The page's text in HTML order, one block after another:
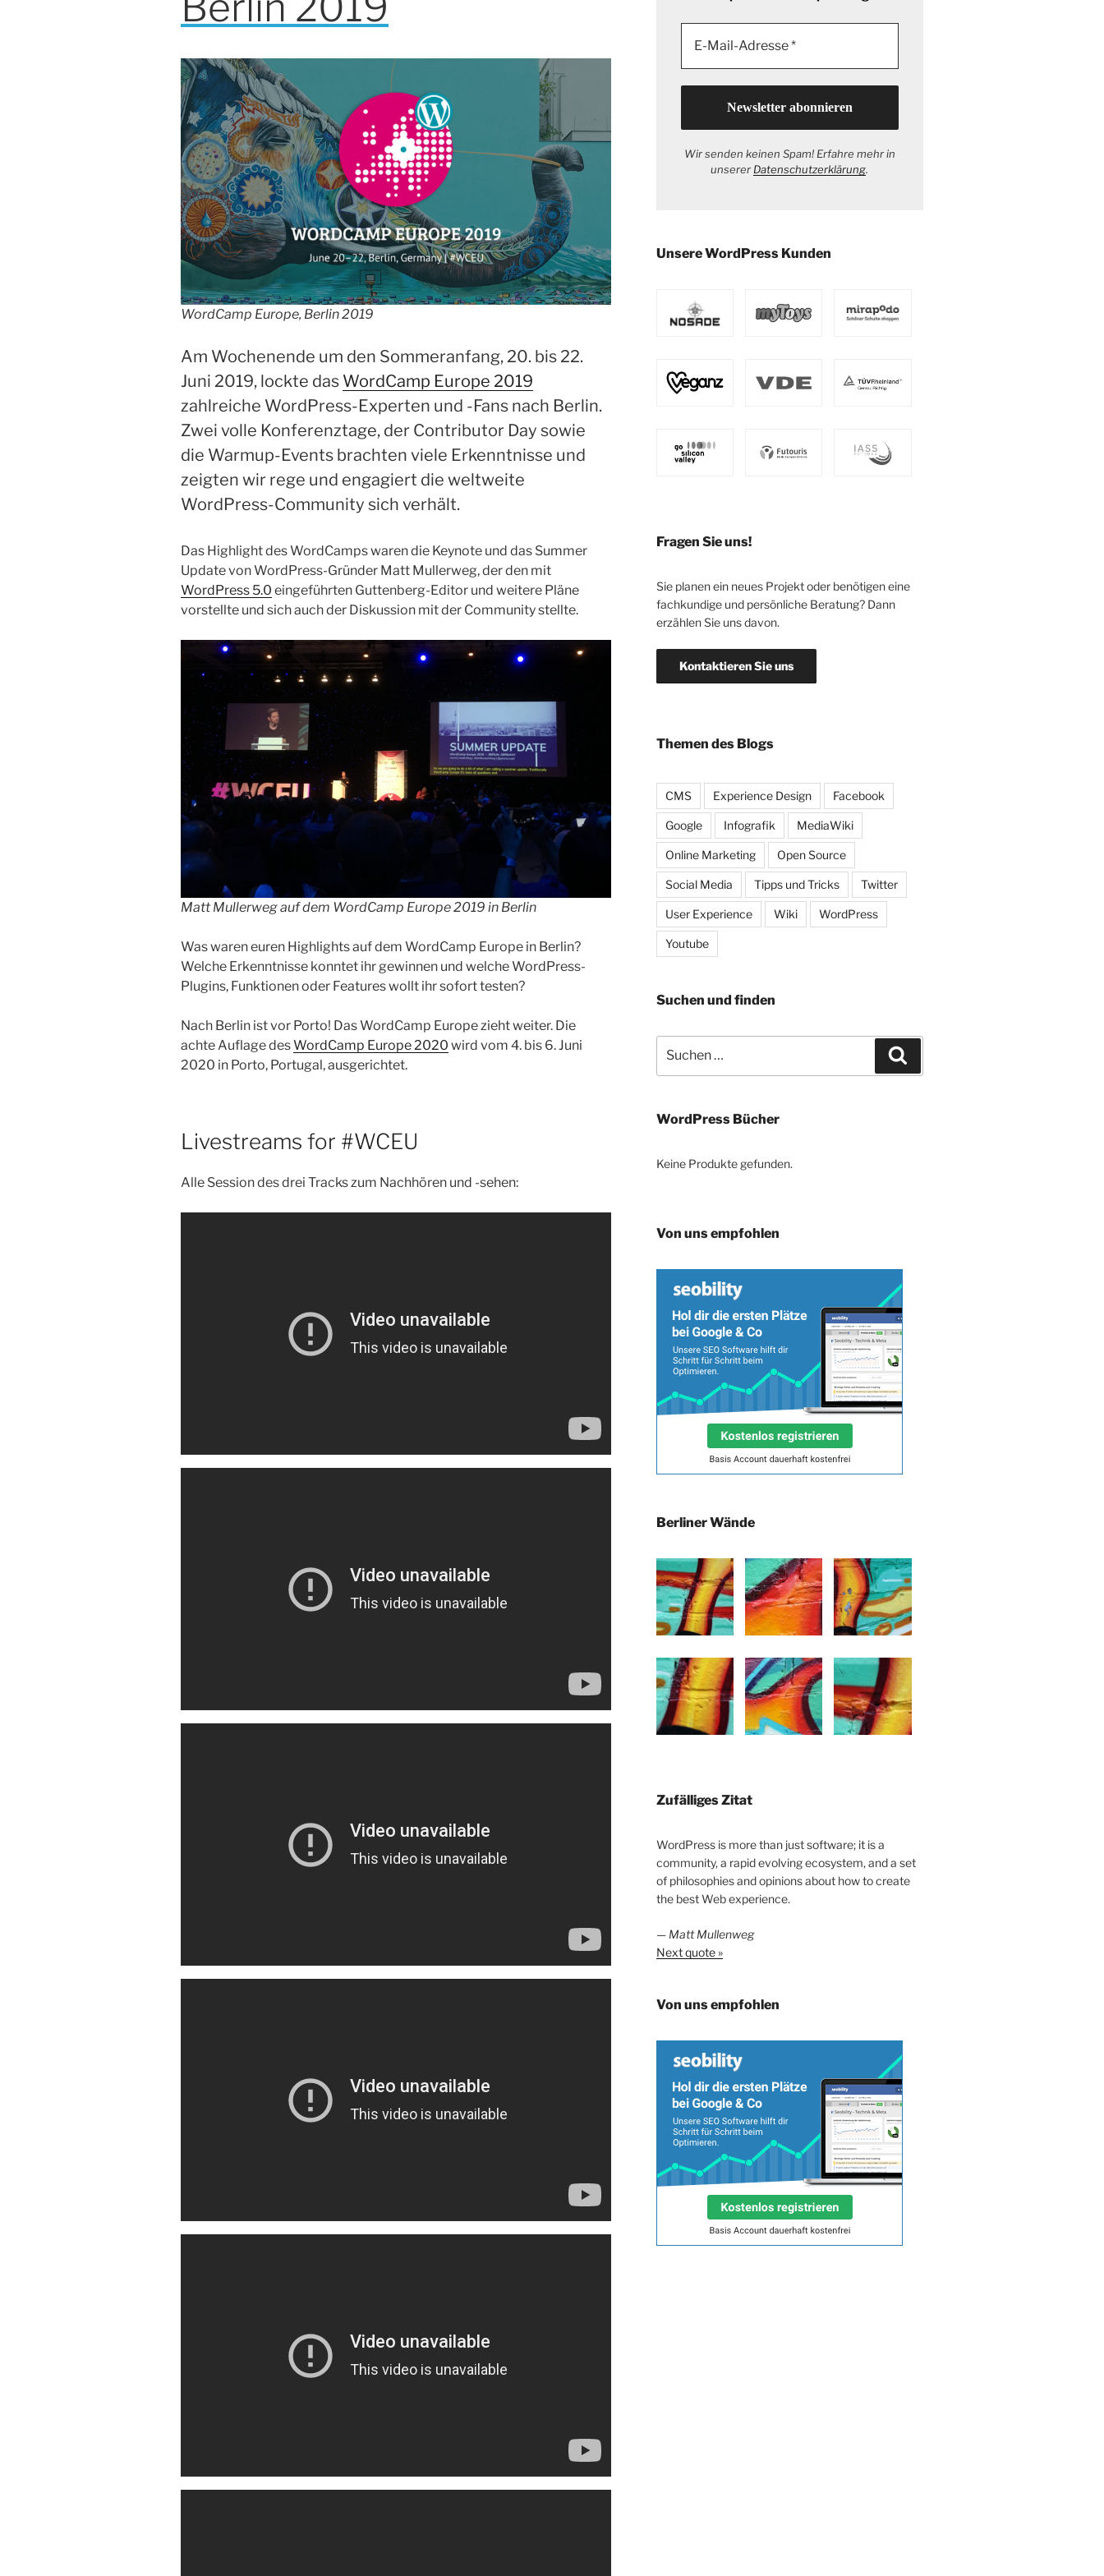
WordCamp Europe, Berlin 2019
Am Wochenende um den Sommeranfang, 20. bis 22.
Juni 2019, lockte das WordCamp Europe 2019
zahlreiche WordPress-Experten und -Fans nach Berlin.
Zwei volle Konferenztage, der Contributor Day sowie
die Warmup-Events brachten viele Erkenntnisse und
zeigten wir rege und engagiert die weltweite
WordPress-Community sich verhält.
Das Highlight des WordCamps waren die Keynote und das Summer
Update von WordPress-Gründer Matt Mullerweg, der den mit
WordPress 5.0 eingeführten Guttenberg-Editor und weitere Pläne
vorstellte und sich auch der Diskussion mit der Community stellte.
Matt Mullerweg auf dem WordCamp Europe 2019 in Berlin
Was waren euren Highlights auf dem WordCamp Europe in Berlin?
Welche Erkenntnisse konntet ihr gewinnen und welche WordPress-
Plugins, Funktionen oder Features wollt ihr sofort testen?
Nach Berlin ist vor Porto! Das WordCamp Europe zieht weiter. Die
achte Auflage desWordCamp Europe 2020 wird vom 4. bis 6. Juni
2020 in Porto, Portugal, ausgerichtet.
Livestreams for #WCEU
Alle Session des drei Tracks zum Nachhören und -sehen:
Wir senden keinen Spam! Erfahre mehr in
unserer Datenschutzerklärung.
Unsere WordPress Kunden
Fragen Sie uns!
Sie planen ein neues Projekt oder benötigen eine
fachkundige und persönliche Beratung? Dann
erzählen Sie uns davon.
Kontaktieren Sie uns
Themen des Blogs
CMS Experience Design Facebook
Google Infografik MediaWiki
Online Marketing Open Source
Social Media Tipps und Tricks Twitter
User Experience Wiki WordPress
Youtube
Suchen und finden
nach:
WordPress Bücher
Keine Produkte gefunden.
Von uns empfohlen
Berliner Wände
Zufälliges Zitat
WordPress is more than just software; it is a
community, a rapid evolving ecosystem, and a set
of philosophies and opinions about how to create
the best Web experience.
— Matt Mullenweg
Next quote »
Von uns empfohlen